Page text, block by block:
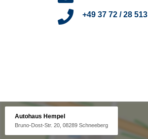
+49 37 72 / 28 513
Autohaus Hempel
Bruno-Dost-Str. 20, 08289 Schneeberg